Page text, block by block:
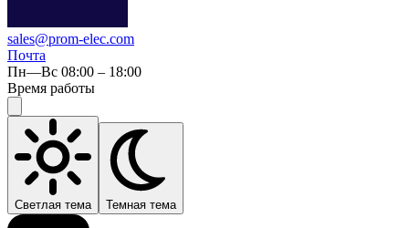
sales@prom-elec.com
Почта
Пн—Вс 08:00 – 18:00
Время работы
Светлая тема Темная тема